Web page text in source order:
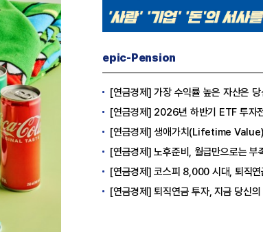
epic-Pension
[연금경제] 가장 수익률 높은 자산은 당신 ‘
[연금경제] 2026년 하반기 ETF 투자전략: 급성장의 상반기를 접고, 이제 '실적'이
[연금경제] 생애가치(Lifetime Value)로 재설계하는 은퇴 후 안정적 생활보장
[연금경제] 노후준비, 월급만으로는 부
[연금경제] 코스피 8,000 시대, 퇴직연금 투자자는 왜 지금 FOMO
[연금경제] 퇴직연금 투자, 지금 당신의 계좌는 어